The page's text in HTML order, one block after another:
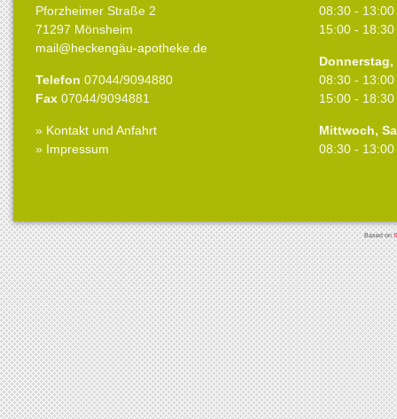
Pforzheimer Straße 2
71297 Mönsheim
mail@heckengäu-apotheke.de
Telefon 07044/9094880
Fax 07044/9094881
» Kontakt und Anfahrt
» Impressum
08:30 - 13:00
15:00 - 18:30
Donnerstag,
08:30 - 13:00
15:00 - 18:30
Mittwoch,
08:30 - 13:00
Based on